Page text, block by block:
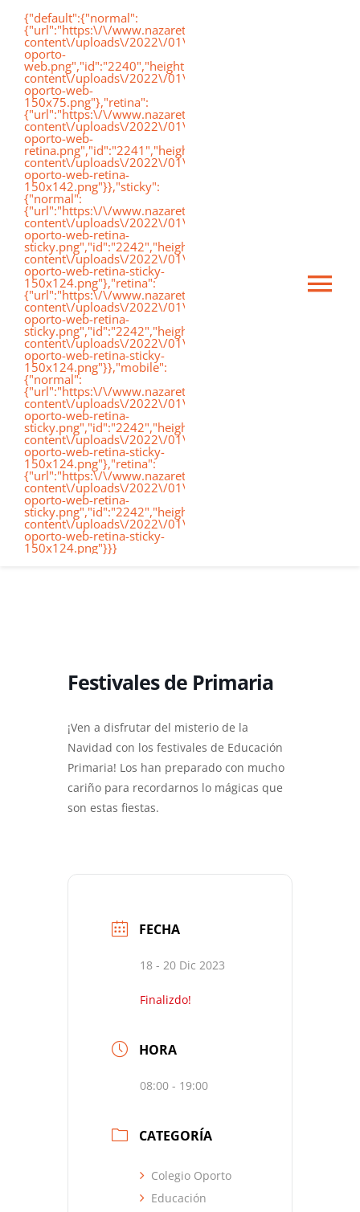
Saltar
contenido
{"default":{"normal":
{"url":"https:\/\/www.nazaretoporto.org\/wp-
content\/uploads\/2022\/01\/logo-
oporto-
content\/uploads\/2022\/01\/logo-
oporto-web-
150x75.png"},"retina":
{"url":"https:\/\/www.nazaretoporto.org\/wp-
content\/uploads\/2022\/01\/logo-
oporto-web-
content\/uploads\/2022\/01\/logo-
oporto-web-retina-
150x142.png"}},"sticky":
{"normal":
{"url":"https:\/\/www.nazaretoporto.org\/wp-
content\/uploads\/2022\/01\/logo-
oporto-web-retina-
content\/uploads\/2022\/01\/logo-
oporto-web-retina-sticky-
150x124.png"},"retina":
{"url":"https:\/\/www.nazaretoporto.org\/wp-
content\/uploads\/2022\/01\/logo-
oporto-web-retina-
content\/uploads\/2022\/01\/logo-
oporto-web-retina-sticky-
150x124.png"}},"mobile":
{"normal":
{"url":"https:\/\/www.nazaretoporto.org\/wp-
content\/uploads\/2022\/01\/logo-
oporto-web-retina-
content\/uploads\/2022\/01\/logo-
oporto-web-retina-sticky-
150x124.png"},"retina":
{"url":"https:\/\/www.nazaretoporto.org\/wp-
content\/uploads\/2022\/01\/logo-
oporto-web-retina-
content\/uploads\/2022\/01\/logo-
oporto-web-retina-sticky-
150x124.png"}}}
Inicio
Conócenos
Etapas educativas
Nuestro Cole
Festivales de Primaria
¡Ven a disfrutar del misterio de la
Navidad con los festivales de Educación
Primaria! Los han preparado con mucho
cariño para recordarnos lo mágicas que
son estas fiestas.
FECHA
18 - 20 Dic 2023
Finalizdo!
HORA
08:00 - 19:00
CATEGORÍA
Colegio Oporto
Educación